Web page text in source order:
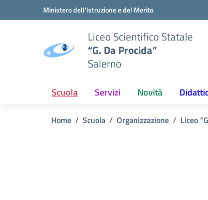
Vai ai contenuti
Vai al menu di navigazioneMinistero dell'Istruzione e del Merito
Liceo Scientifico Statale
“G. Da Procida”
Salerno
Scuola Servizi Novità
Home Scuola Organizzazione Liceo